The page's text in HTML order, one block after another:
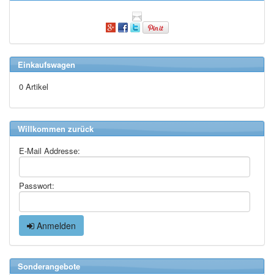
Einkaufswagen
0 Artikel
Willkommen zurück
E-Mail Addresse:
Passwort:
Anmelden
Sonderangebote